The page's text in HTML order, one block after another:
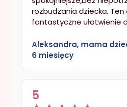
rozbudzania dziecka.
fantastyczne ułatwienie
Aleksandra, mama
6 miesięcy
5